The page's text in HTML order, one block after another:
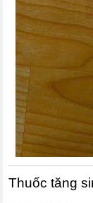
Thuốc tăng